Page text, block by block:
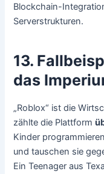
Blockchain-
Serverstrukturen.
13.
das
„Roblox“ ist die
zählte die Plattform
Kinder
und tauschen sie
Ein Teenager aus